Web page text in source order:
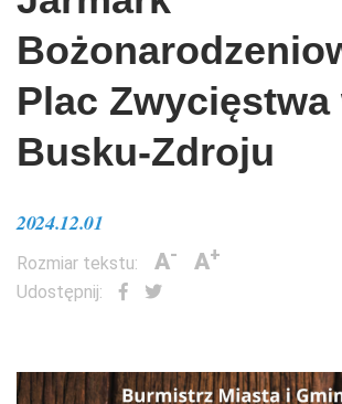
Plac Zwycięstwa
Busku-Zdroju
2024.12.01
Rozmiar tekstu: A- A+
Udostępnij: